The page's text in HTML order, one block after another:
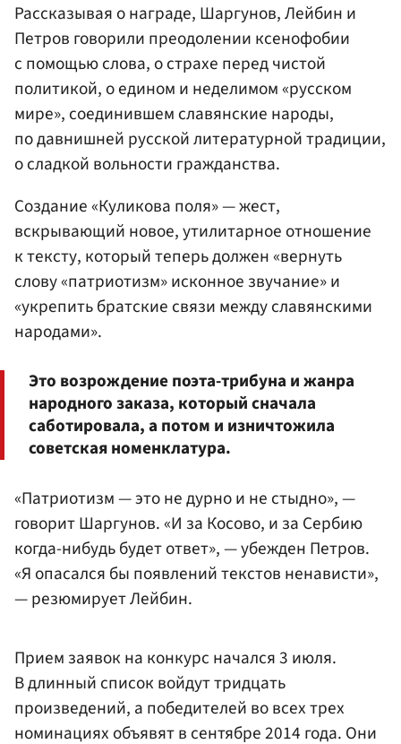
Рассказывая о награде, Шаргунов, Лейбин и
Петров говорили преодолении ксенофобии
с помощью слова, о страхе перед чистой
политикой, о едином и неделимом «русском
мире», соединившем славянские народы,
по давнишней русской литературной традиции,
о сладкой вольности гражданства.
Создание «Куликова поля» — жест,
вскрывающий новое, утилитарное отношение
к тексту, который теперь должен «вернуть
слову «патриотизм» исконное звучание» и
«укрепить братские связи между славянскими
народами».
Это возрождение поэта-трибуна и жанра
народного заказа, который сначала
саботировала, а потом и изничтожила
советская номенклатура.
«Патриотизм — это не дурно и не стыдно», —
говорит Шаргунов. «И за Косово, и за Сербию
когда-нибудь будет ответ», — убежден Петров.
«Я опасался бы появлений текстов ненависти»,
— резюмирует Лейбин.
Прием заявок на конкурс начался 3 июля.
В длинный список войдут тридцать
произведений, а победителей во всех трех
номинациях объявят в сентябре 2014 года. Они